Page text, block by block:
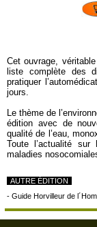
Cet ouvrage,
liste complète des
pratiquer
jours.
Le thème de
édition avec de
qualité de l’eau,
Toute l’actualité sur
maladies
AUTRE ÉDITION
- Guide Horvilleur de